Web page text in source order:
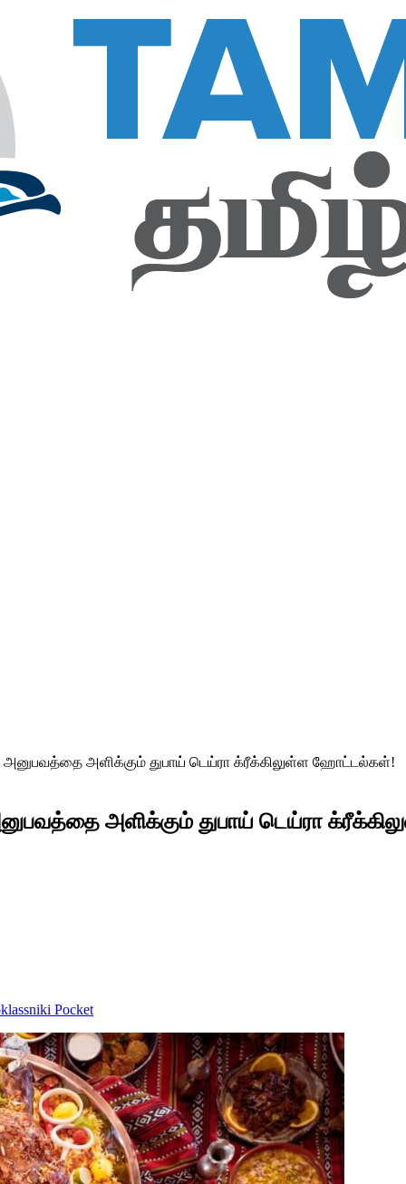
அனுபவத்தை அளிக்கும் துபாய் டெய்ரா க்ரீக்கிலுள்ள ஹோட்டல்கள்!
அளிக்கும் துபாய் டெய்ரா
Pocket